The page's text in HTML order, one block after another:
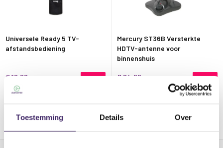
Toestemming Details Over
Universele Ready 5 TV-
afstandsbediening
€ 19,99
€ 24,95
huis
Mercury ST36B Versterkte
HDTV-antenne voor
binnenshuis
€ 24,99
huis